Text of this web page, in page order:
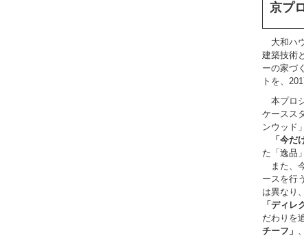
京プ
大和ハ
建築技術
ーの家づ
トを、
本プロ
ケースス
ンウッド
「今だ
た「逸品
また、
ースを行う
は異なり
「ディレ
だわりを
チーフ」